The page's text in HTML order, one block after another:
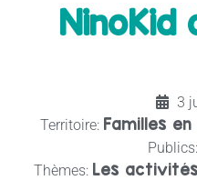
NinoKid
3
Territoire: Familles
Publics:
Thèmes: Les